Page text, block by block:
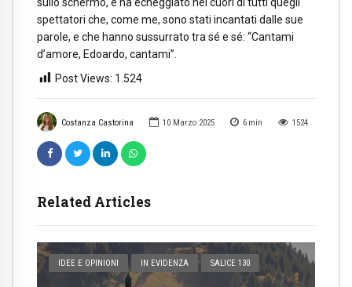
Costanza Castorina 10 Marzo 2025 6 min 1524
Related Articles
IDEE E OPINIONI IN EVIDENZA SALICE 130
spettatori che, come me, sono stati incantati dalle sue
parole, e che hanno sussurrato tra sé e sé: “Cantami
d’amore, Edoardo, cantami”.
Post Views: 1.524